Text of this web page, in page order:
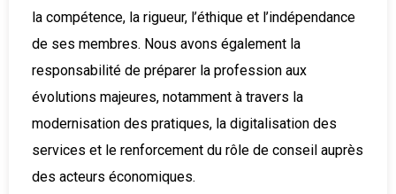
la compétence, la rigueur, l’éthique et l’indépendance
de ses membres. Nous avons également la
responsabilité de préparer la profession aux
évolutions majeures, notamment à travers la
modernisation des pratiques, la digitalisation des
services et le renforcement du rôle de conseil auprès
des acteurs économiques.